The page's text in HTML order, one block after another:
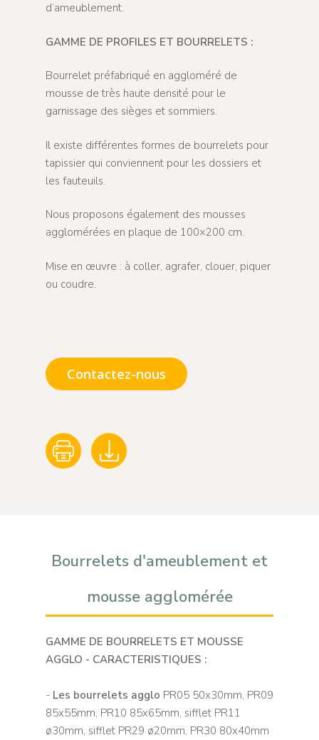
d’ameublement.
GAMME DE PROFILES ET BOURRELETS :
Bourrelet préfabriqué en aggloméré de
mousse de très haute densité pour le
garnissage des sièges et sommiers.
Il existe différentes formes de bourrelets pour
tapissier qui conviennent pour les dossiers et
les fauteuils.
Nous proposons également des mousses
agglomérées en plaque de 100×200 cm.
Mise en œuvre : à coller, agrafer, clouer, piquer
ou coudre.
Contactez-nous
Bourrelets d'ameublement et
mousse agglomérée
GAMME DE BOURRELETS ET MOUSSE
AGGLO - CARACTERISTIQUES :
- Les bourrelets agglo PR05 50x30mm, PR09
85x55mm, PR10 85x65mm, sifflet PR11
ø30mm, sifflet PR29 ø20mm, PR30 80x40mm